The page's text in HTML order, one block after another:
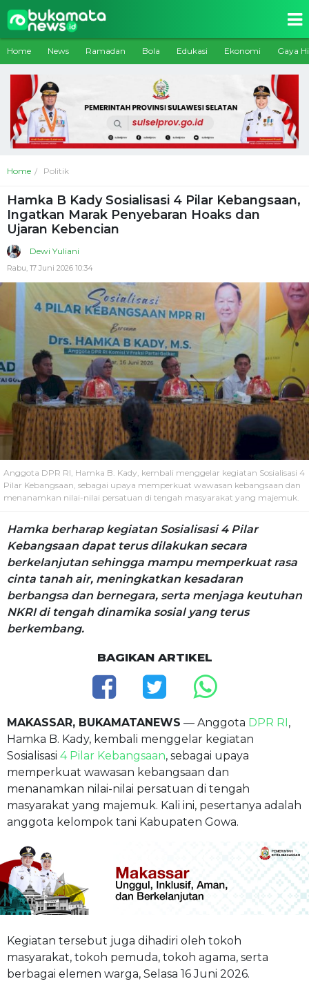
Home News Ramadan Bola Edukasi Ekonomi Gaya
Home Politik
Hamka B Kady Sosialisasi 4 Pilar Kebangsaan,
Ingatkan Marak Penyebaran Hoaks dan
Ujaran Kebencian
Dewi Yuliani
Rabu, 17 Juni 2026 10:34
Anggota DPR RI, Hamka B. Kady, kembali menggelar kegiatan Sosialisasi 4
Pilar Kebangsaan, sebagai upaya memperkuat wawasan kebangsaan dan
menanamkan nilai-nilai persatuan di tengah masyarakat yang majemuk.
Hamka berharap kegiatan Sosialisasi 4 Pilar
Kebangsaan dapat terus dilakukan secara
berkelanjutan sehingga mampu memperkuat rasa
cinta tanah air, meningkatkan kesadaran
berbangsa dan bernegara, serta menjaga keutuhan
NKRI di tengah dinamika sosial yang terus
berkembang.
BAGIKAN ARTIKEL
MAKASSAR, BUKAMATANEWS — Anggota DPR RI,
Hamka B. Kady, kembali menggelar kegiatan
Sosialisasi 4 Pilar Kebangsaan, sebagai upaya
memperkuat wawasan kebangsaan dan
menanamkan nilai-nilai persatuan di tengah
masyarakat yang majemuk. Kali ini, pesertanya adalah
anggota kelompok tani Kabupaten Gowa.
Kegiatan tersebut juga dihadiri oleh tokoh
masyarakat, tokoh pemuda, tokoh agama, serta
berbagai elemen warga, Selasa 16 Juni 2026.